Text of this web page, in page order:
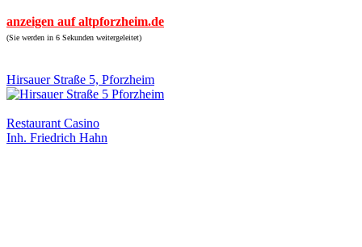
anzeigen auf altpforzheim.de
(Sie werden in 6 Sekunden weitergeleitet)
Hirsauer Straße 5, Pforzheim
Restaurant Casino
Inh. Friedrich Hahn